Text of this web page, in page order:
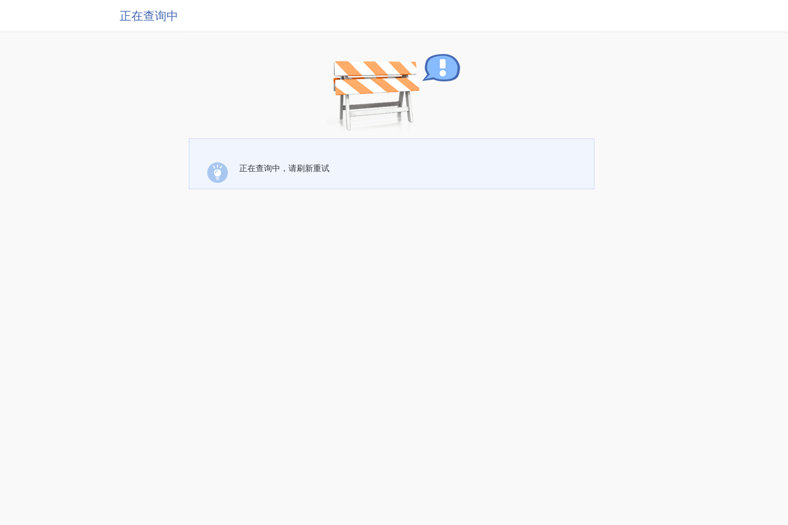
正在查询中
正在查询中，请刷新重试